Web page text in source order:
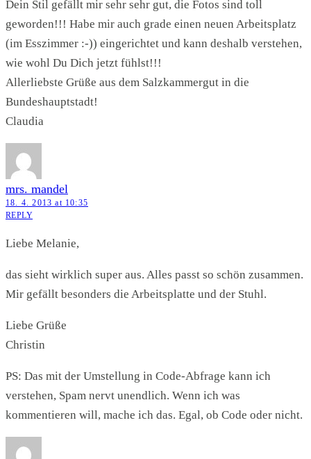
Dein Stil gefällt mir sehr sehr gut, die Fotos sind toll
geworden!!! Habe mir auch grade einen neuen Arbeitsplatz
(im Esszimmer :-)) eingerichtet und kann deshalb verstehen,
wie wohl Du Dich jetzt fühlst!!!
Allerliebste Grüße aus dem Salzkammergut in die
Bundeshauptstadt!
Claudia
mrs. mandel
18. 4. 2013 at 10:35
REPLY
Liebe Melanie,
das sieht wirklich super aus. Alles passt so schön zusammen.
Mir gefällt besonders die Arbeitsplatte und der Stuhl.
Liebe Grüße
Christin
PS: Das mit der Umstellung in Code-Abfrage kann ich
verstehen, Spam nervt unendlich. Wenn ich was
kommentieren will, mache ich das. Egal, ob Code oder nicht.